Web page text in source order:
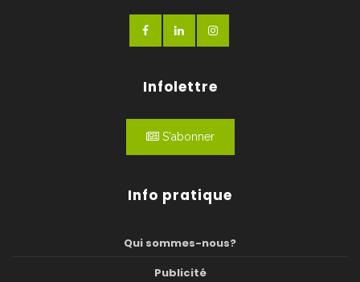
Infolettre
S'abonner
Info pratique
Qui sommes-nous?
Publicité